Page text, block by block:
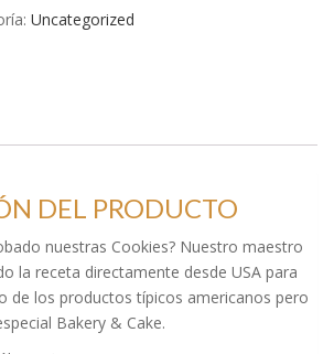
Uncategorized
DEL PRODUCTO
nuestras Cookies? Nuestro maestro
la receta directamente desde USA para
de los productos típicos americanos pero
Bakery & Cake.